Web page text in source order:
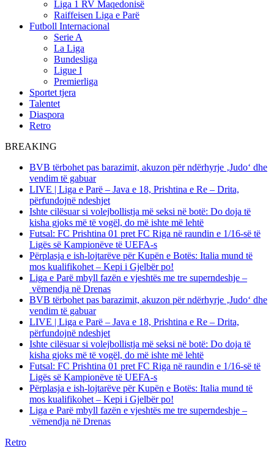
Liga 1 RV Maqedonisë
Raiffeisen Liga e Parë
Futboll Internacional
Serie A
La Liga
Bundesliga
Ligue I
Premierliga
Sportet tjera
Talentet
Diaspora
Retro
BREAKING
BVB tërbohet pas barazimit, akuzon për ndërhyrje ‚Judo‘ dhe
vendim të gabuar
LIVE | Liga e Parë – Java e 18, Prishtina e Re – Drita,
përfundojnë ndeshjet
Ishte cilësuar si volejbollistja më seksi në botë: Do doja të
kisha gjoks më të vogël, do më ishte më lehtë
Futsal: FC Prishtina 01 pret FC Riga në raundin e 1/16-së të
Ligës së Kampionëve të UEFA-s
Përplasja e ish-lojtarëve për Kupën e Botës: Italia mund të
mos kualifikohet – Kepi i Gjelbër po!
Liga e Parë mbyll fazën e vjeshtës me tre superndeshje –
vëmendja në Drenas
BVB tërbohet pas barazimit, akuzon për ndërhyrje ‚Judo‘ dhe
vendim të gabuar
LIVE | Liga e Parë – Java e 18, Prishtina e Re – Drita,
përfundojnë ndeshjet
Ishte cilësuar si volejbollistja më seksi në botë: Do doja të
kisha gjoks më të vogël, do më ishte më lehtë
Futsal: FC Prishtina 01 pret FC Riga në raundin e 1/16-së të
Ligës së Kampionëve të UEFA-s
Përplasja e ish-lojtarëve për Kupën e Botës: Italia mund të
mos kualifikohet – Kepi i Gjelbër po!
Liga e Parë mbyll fazën e vjeshtës me tre superndeshje –
vëmendja në Drenas
Retro